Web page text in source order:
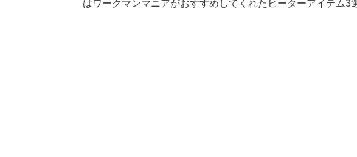
はワークマンマニアがおすすめしてくれたヒーターアイテム3